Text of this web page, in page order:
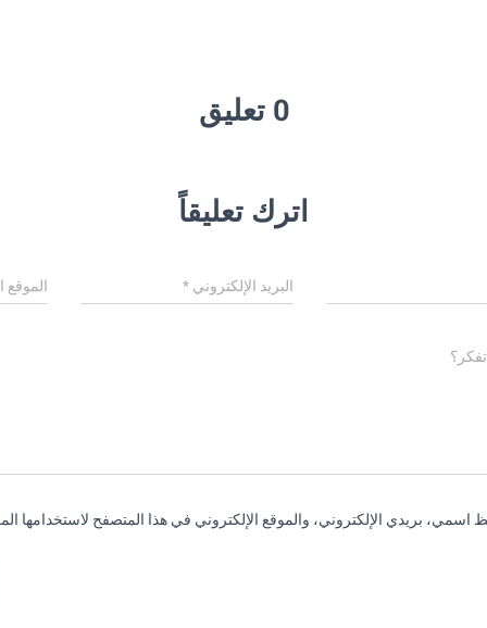
0 تعليق
اترك تعليقاً
البريد الإلكتروني* الموقع
اسمي، بريدي الإلكتروني، والموقع الإلكتروني في هذا المتصفح لاستخدامها